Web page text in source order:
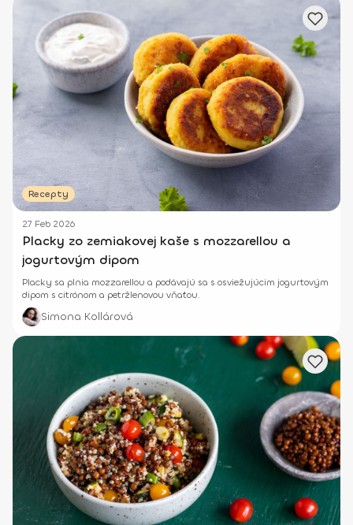
Recepty
27 Feb 2026
Placky zo zemiakovej kaše s mozzarellou a
jogurtovým dipom
Placky sa plnia mozzarellou a podávajú sa s osviežujúcim jogurtovým
dipom s citrónom a petržlenovou vňaťou.
Simona Kollárová